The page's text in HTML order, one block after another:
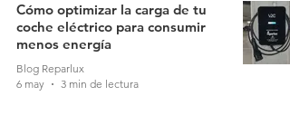
Cómo optimizar la carga de tu
coche eléctrico para consumir
menos energía
Blog Reparlux
6 may
3 min de lectura